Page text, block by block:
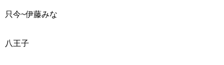
只今~伊藤みな
八王子